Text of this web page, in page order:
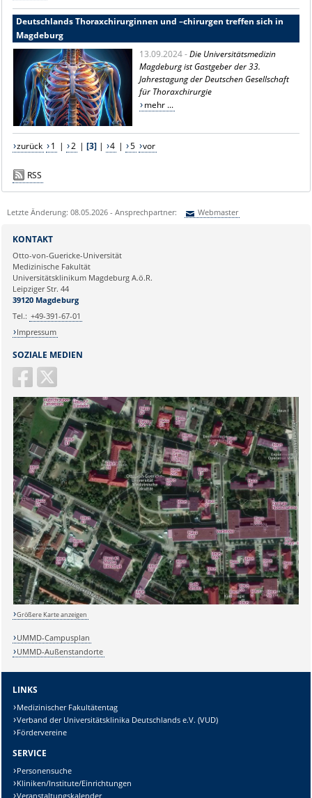
Deutschlands Thoraxchirurginnen und –chirurgen treffen sich in
Magdeburg
13.09.2024 -Die Universitätsmedizin
Magdeburg ist Gastgeber der 33.
Jahrestagung der Deutschen Gesellschaft
für Thoraxchirurgie
mehr ...
zurück 1 | 2 | [3]| 4 | 5 vor
RSS
Letzte Änderung: 08.05.2026 - Ansprechpartner: Webmaster
Ihre E-Mailadresse:
Ihr Anliegen:
Sicherheitsabfrage:
Lösung:
SOZIALE MEDIEN
KONTAKT
Otto-von-Guericke-Universität
Medizinische Fakultät
Universitätsklinikum Magdeburg A.ö.R.
Leipziger Str. 44
39120 Magdeburg
Tel.: +49-391-67-01
Impressum
Größere Karte anzeigen
UMMD-Campusplan
UMMD-Außenstandorte
LINKS
Medizinischer Fakultätentag
Verband der Universitätsklinika Deutschlands e.V. (VUD)
Fördervereine
SERVICE
Personensuche
Kliniken/Institute/Einrichtungen
Veranstaltungskalender